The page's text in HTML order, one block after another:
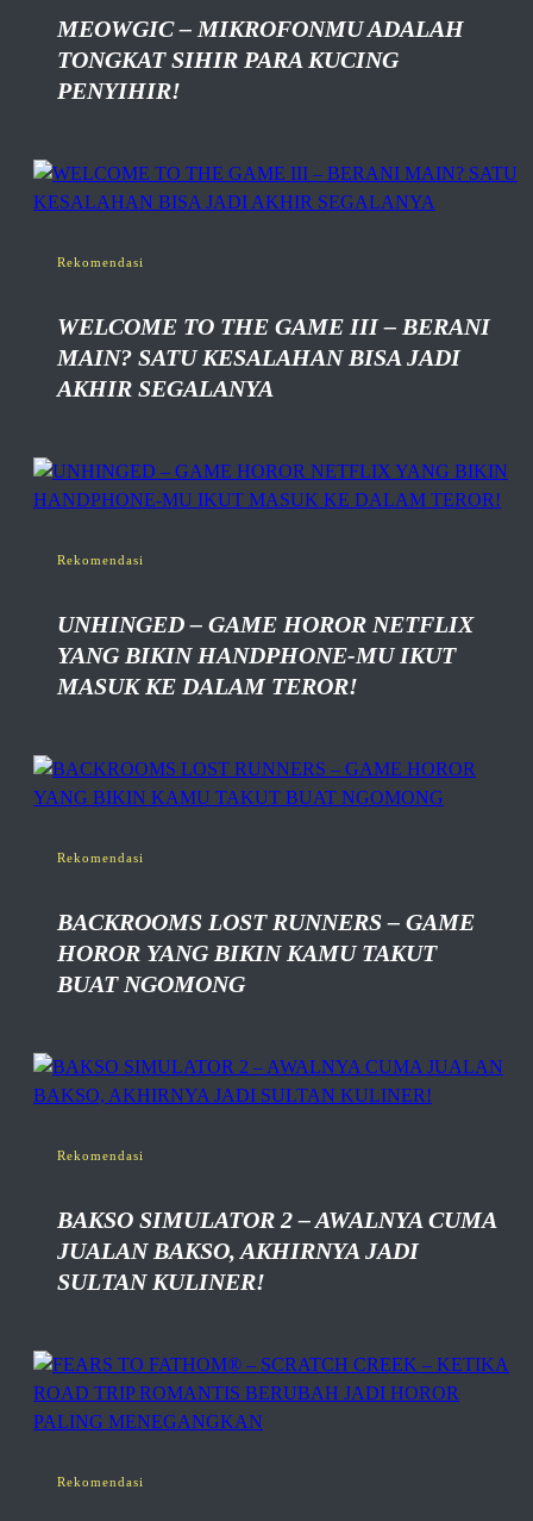
MEOWGIC – MIKROFONMU ADALAH
TONGKAT SIHIR PARA KUCING
PENYIHIR!
Rekomendasi
WELCOME TO THE GAME III – BERANI
MAIN? SATU KESALAHAN BISA JADI
AKHIR SEGALANYA
Rekomendasi
UNHINGED – GAME HOROR NETFLIX
YANG BIKIN HANDPHONE-MU IKUT
MASUK KE DALAM TEROR!
Rekomendasi
BACKROOMS LOST RUNNERS – GAME
HOROR YANG BIKIN KAMU TAKUT
BUAT NGOMONG
Rekomendasi
BAKSO SIMULATOR 2 – AWALNYA CUMA
JUALAN BAKSO, AKHIRNYA JADI
SULTAN KULINER!
Rekomendasi